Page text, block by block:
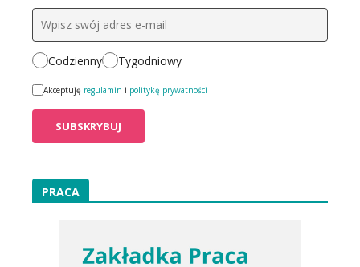
Codzienny Tygodniowy
Akceptuję regulamin i politykę prywatności
PRACA